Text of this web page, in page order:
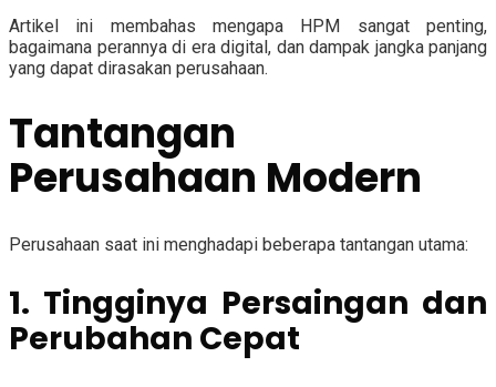
Artikel ini membahas mengapa HPM sangat penting,
bagaimana perannya di era digital, dan dampak jangka panjang
yang dapat dirasakan perusahaan.
Tantangan
Perusahaan Modern
Perusahaan saat ini menghadapi beberapa tantangan utama:
1. Tingginya Persaingan dan
Perubahan Cepat